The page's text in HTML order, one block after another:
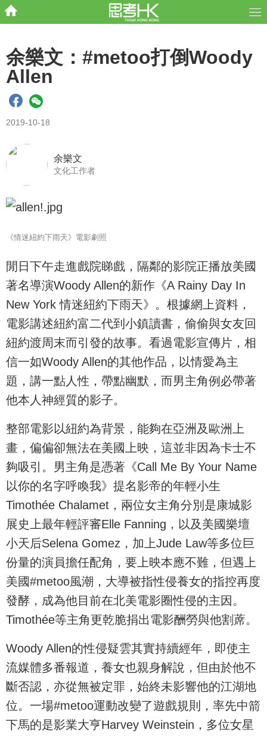
余樂文：#metoo打倒Woody
Allen
2019-10-18
余樂文
文化工作者
《情迷紐約下雨天》電影劇照
閒日下午走進戲院睇戲，隔鄰的影院正播放美國
著名導演Woody Allen的新作《A Rainy Day In
New York 情迷紐約下雨天》。根據網上資料，
電影講述紐約富二代到小鎮讀書，偷偷與女友回
紐約渡周末而引發的故事。看過電影宣傳片，相
信一如Woody Allen的其他作品，以情愛為主
題，講一點人性，帶點幽默，而男主角例必帶著
他本人神經質的影子。
整部電影以紐約為背景，能夠在亞洲及歐洲上
畫，偏偏卻無法在美國上映，這並非因為卡士不
夠吸引。男主角是憑著《Call Me By Your Name
以你的名字呼喚我》提名影帝的年輕小生
Timothée Chalamet，兩位女主角分別是康城影
展史上最年輕評審Elle Fanning，以及美國樂壇
小天后Selena Gomez，加上Jude Law等多位巨
份量的演員擔任配角，要上映本應不難，但遇上
美國#metoo風潮，大導被指性侵養女的指控再度
發酵，成為他目前在北美電影圈性侵的主因。
Timothée等主角更乾脆捐出電影酬勞與他割蓆。
Woody Allen的性侵疑雲其實持續經年，即使主
流媒體多番報道，養女也親身解說，但由於他不
斷否認，亦從無被定罪，始終未影響他的江湖地
位。一場#metoo運動改變了遊戲規則，率先中箭
下馬的是影業大亨Harvey Weinstein，多位女星